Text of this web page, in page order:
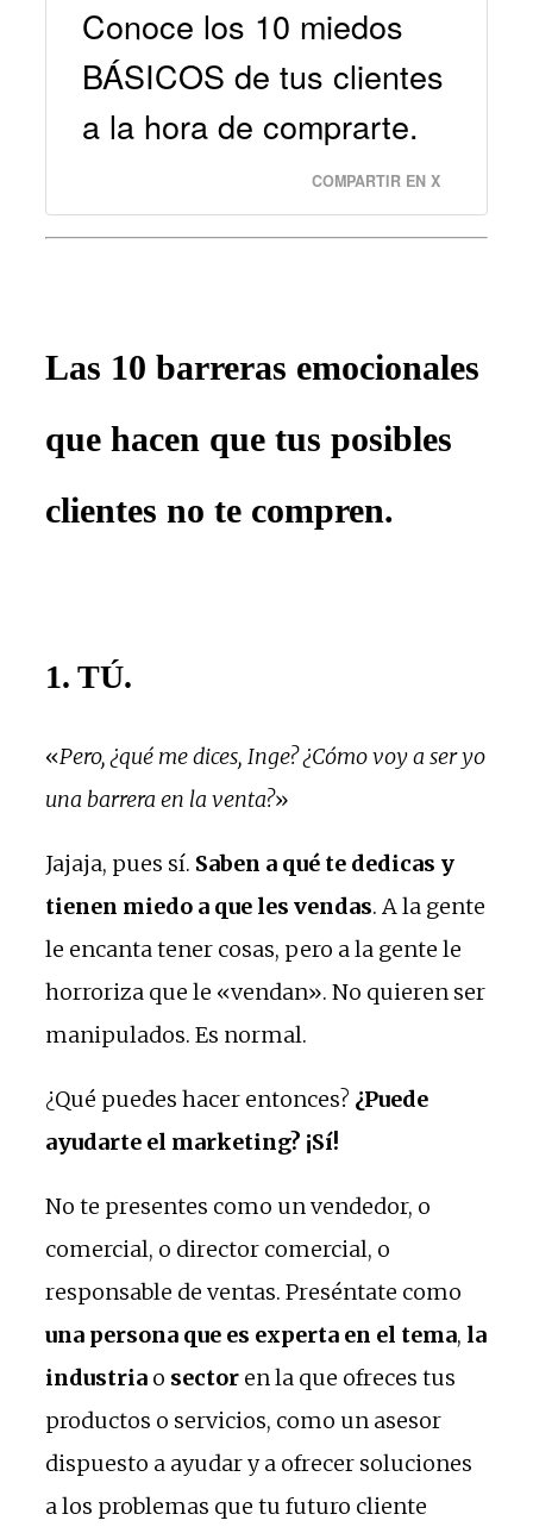
Conoce los 10 miedos
BÁSICOS de tus clientes
a la hora de comprarte.
COMPARTIR EN X
Las 10 barreras emocionales
que hacen que tus posibles
clientes no te compren.
1. TÚ.
«Pero, ¿qué me dices, Inge? ¿Cómo voy a ser yo
una barrera en la venta?»
Jajaja, pues sí. Saben a qué te dedicas y
tienen miedo a que les vendas. A la gente
le encanta tener cosas, pero a la gente le
horroriza que le «vendan». No quieren ser
manipulados. Es normal.
¿Qué puedes hacer entonces? ¿Puede
ayudarte el marketing? ¡Sí!
No te presentes como un vendedor, o
comercial, o director comercial, o
responsable de ventas. Preséntate como
una persona que es experta en el tema, la
industria o sector en la que ofreces tus
productos o servicios, como un asesor
dispuesto a ayudar y a ofrecer soluciones
a los problemas que tu futuro cliente